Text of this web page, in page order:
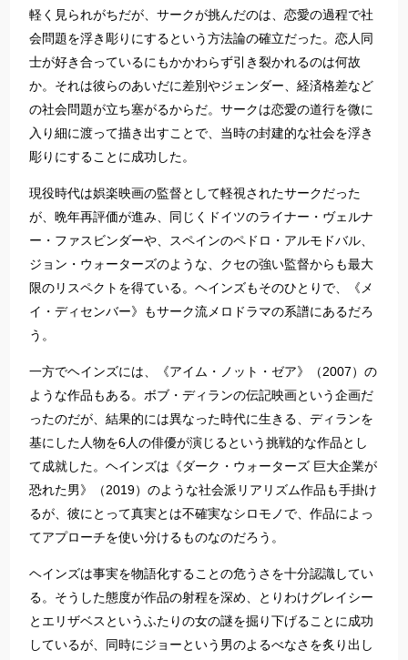
軽く見られがちだが、サークが挑んだのは、恋愛の過程で社
会問題を浮き彫りにするという方法論の確立だった。恋人同
士が好き合っているにもかかわらず引き裂かれるのは何故
か。それは彼らのあいだに差別やジェンダー、経済格差など
の社会問題が立ち塞がるからだ。サークは恋愛の道行を微に
入り細に渡って描き出すことで、当時の封建的な社会を浮き
彫りにすることに成功した。
現役時代は娯楽映画の監督として軽視されたサークだった
が、晩年再評価が進み、同じくドイツのライナー・ヴェルナ
ー・ファスビンダーや、スペインのペドロ・アルモドバル、
ジョン・ウォーターズのような、クセの強い監督からも最大
限のリスペクトを得ている。ヘインズもそのひとりで、《メ
イ・ディセンバー》もサーク流メロドラマの系譜にあるだろ
う。
一方でヘインズには、《アイム・ノット・ゼア》（2007）の
ような作品もある。ボブ・ディランの伝記映画という企画だ
ったのだが、結果的には異なった時代に生きる、ディランを
基にした人物を6人の俳優が演じるという挑戦的な作品とし
て成就した。ヘインズは《ダーク・ウォーターズ 巨大企業が
恐れた男》（2019）のような社会派リアリズム作品も手掛け
るが、彼にとって真実とは不確実なシロモノで、作品によっ
てアプローチを使い分けるものなのだろう。
ヘインズは事実を物語化することの危うさを十分認識してい
る。そうした態度が作品の射程を深め、とりわけグレイシー
とエリザベスというふたりの女の謎を掘り下げることに成功
しているが、同時にジョーという男のよるべなさを炙り出し